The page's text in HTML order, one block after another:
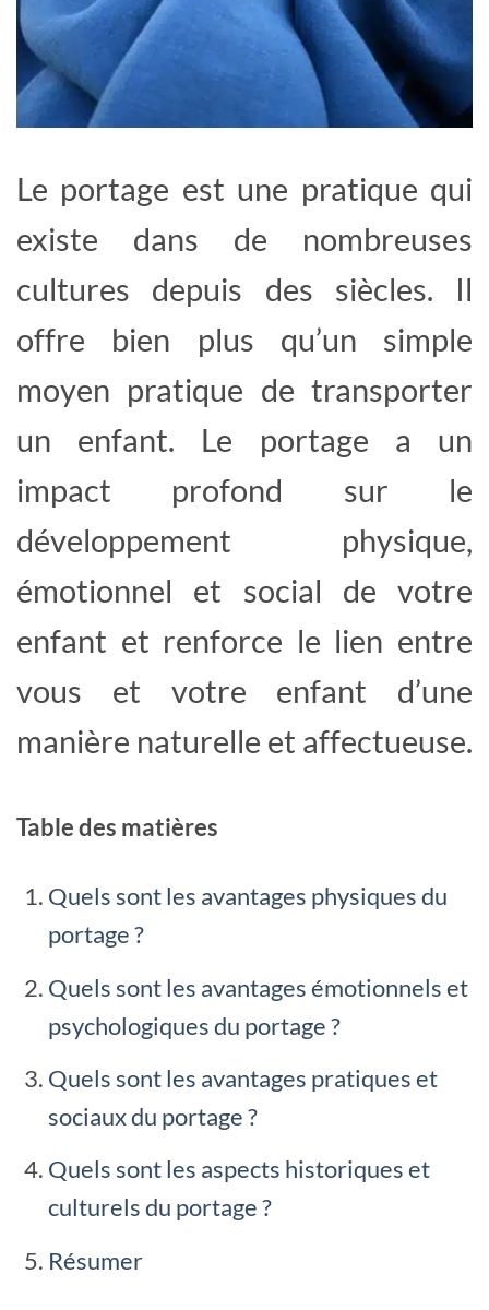
Le portage est une pratique qui
existe dans de nombreuses
cultures depuis des siècles. Il
offre bien plus qu’un simple
moyen pratique de transporter
un enfant. Le portage a un
impact profond sur le
développement physique,
émotionnel et social de votre
enfant et renforce le lien entre
vous et votre enfant d’une
manière naturelle et affectueuse.
Table des matières
Quels sont les avantages physiques du
portage ?
Quels sont les avantages émotionnels et
psychologiques du portage ?
Quels sont les avantages pratiques et
sociaux du portage ?
Quels sont les aspects historiques et
culturels du portage ?
Résumer